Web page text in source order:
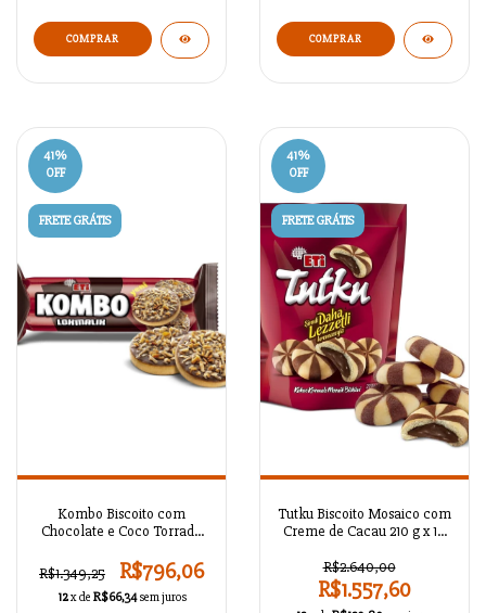
41%
OFF
FRETE GRÁTIS
Kombo Biscoito com
Chocolate e Coco Torrado
R$1.349,25
R$796,06
12x de R$66,34 sem juros
41%
OFF
FRETE GRÁTIS
Tutku Biscoito Mosaico com
Creme de Cacau 210 g x 18
R$2.640,00
R$1.557,60